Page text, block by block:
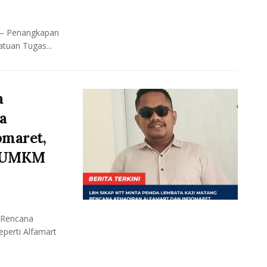
Penangkapan
Tugas...
Alfamart